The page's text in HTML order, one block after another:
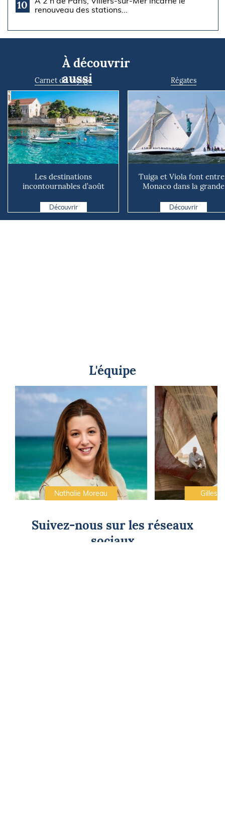
10
renouveau des stations...
À découvrir
aussi
Carnet de voyage
Les destinations
incontournables d’août
Découvrir
Régates
Tuiga et Viola font
Monaco dans la grande
Découvrir
L'équipe
Nathalie Moreau Gilles
Suivez-nous sur les réseaux
sociaux